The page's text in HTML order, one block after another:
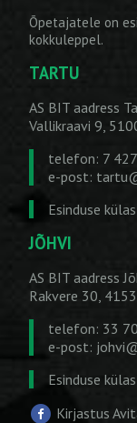
Õpetajatele on
kokkuleppel.
TARTU
AS BIT aadress
Vallikraavi 9,
telefon: 7
e-post:
Esinduse
JÕHVI
AS BIT aadress
Rakvere 30,
telefon: 33
e-post:
Esinduse
Kirjastus